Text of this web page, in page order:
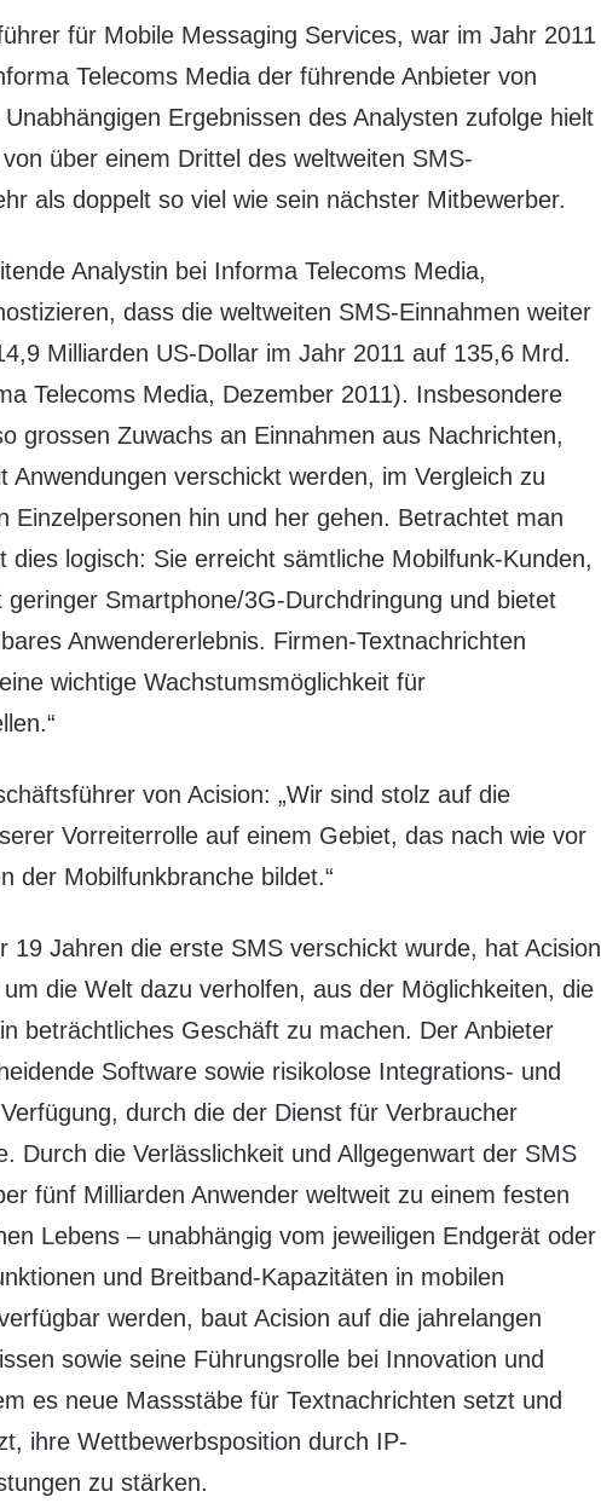
für Mobile Messaging Services, war im Jahr 2011
Telecoms Media der führende Anbieter von
Ergebnissen des Analysten zufolge hielt
über einem Drittel des weltweiten SMS-
als doppelt so viel wie sein nächster Mitbewerber.
Analystin bei Informa Telecoms Media,
dass die weltweiten SMS-Einnahmen weiter
Milliarden US-Dollar im Jahr 2011 auf 135,6 Mrd.
Telecoms Media, Dezember 2011). Insbesondere
grossen Zuwachs an Einnahmen aus Nachrichten,
Anwendungen verschickt werden, im Vergleich zu
Einzelpersonen hin und her gehen. Betrachtet man
dies logisch: Sie erreicht sämtliche Mobilfunk-Kunden,
Smartphone/3G-Durchdringung und bietet
Anwendererlebnis. Firmen-Textnachrichten
wichtige Wachstumsmöglichkeit für
von Acision: „Wir sind stolz auf die
Vorreiterrolle auf einem Gebiet, das nach wie vor
der Mobilfunkbranche bildet.“
19 Jahren die erste SMS verschickt wurde, hat Acision
die Welt dazu verholfen, aus der Möglichkeiten, die
beträchtliches Geschäft zu machen. Der Anbieter
Software sowie risikolose Integrations- und
durch die der Dienst für Verbraucher
Durch die Verlässlichkeit und Allgegenwart der SMS
fünf Milliarden Anwender weltweit zu einem festen
Lebens – unabhängig vom jeweiligen Endgerät oder
und Breitband-Kapazitäten in mobilen
werden, baut Acision auf die jahrelangen
sowie seine Führungsrolle bei Innovation und
es neue Massstäbe für Textnachrichten setzt und
ihre Wettbewerbsposition durch IP-
zu stärken.